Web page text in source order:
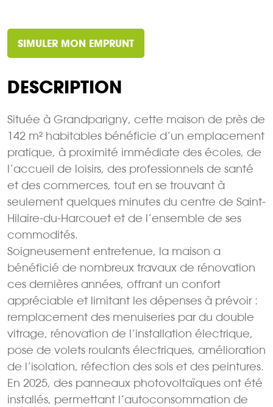
SIMULER MON EMPRUNT
DESCRIPTION
Située à Grandparigny, cette maison de près de
142 m² habitables bénéficie d’un emplacement
pratique, à proximité immédiate des écoles, de
l’accueil de loisirs, des professionnels de santé
et des commerces, tout en se trouvant à
seulement quelques minutes du centre de Saint-
Hilaire-du-Harcouet et de l’ensemble de ses
commodités.
Soigneusement entretenue, la maison a
bénéficié de nombreux travaux de rénovation
ces dernières années, offrant un confort
appréciable et limitant les dépenses à prévoir :
remplacement des menuiseries par du double
vitrage, rénovation de l’installation électrique,
pose de volets roulants électriques, amélioration
de l’isolation, réfection des sols et des peintures.
En 2025, des panneaux photovoltaïques ont été
installés, permettant l’autoconsommation de